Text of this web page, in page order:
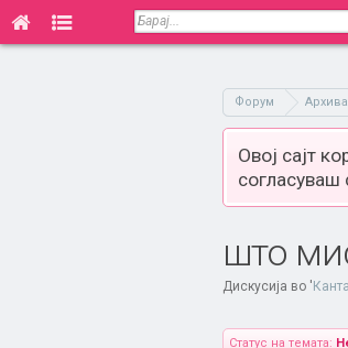
Форум Архива
Овој сајт
согласуваш
што
Дискусија во ' Канта
Статус на темата: